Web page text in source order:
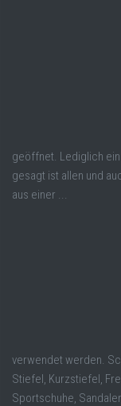
geöffnet. Lediglich ein
gesagt ist allen und
aus einer ...
verwendet werden.
Stiefel, Kurzstiefel,
Sportschuhe,